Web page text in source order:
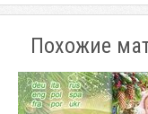
Похожие